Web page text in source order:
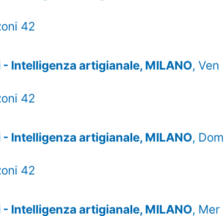
42
- Intelligenza artigianale, MILANO, Ven
42
- Intelligenza artigianale, MILANO, Dom
42
- Intelligenza artigianale, MILANO, Mer